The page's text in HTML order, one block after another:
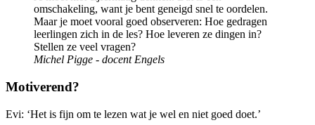
omschakeling, want je bent geneigd snel te oordelen.
Maar je moet vooral goed observeren: Hoe gedragen
leerlingen zich in de les? Hoe leveren ze dingen in?
Stellen ze veel vragen?
Michel Pigge - docent Engels
Motiverend?
Evi: ‘Het is fijn om te lezen wat je wel en niet goed doet.’